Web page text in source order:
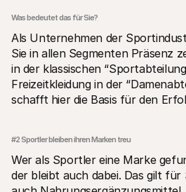
Was bedeutet das für Sie?
Als Unternehmen der
Sie in allen Segmenten Präsenz
in der klassischen
Freizeitkleidung in der
schafft hier die Basis für den
#2 Sportler bleiben ihren Marken treu
Wer als Sportler eine Marke
der bleibt auch dabei. Das gilt